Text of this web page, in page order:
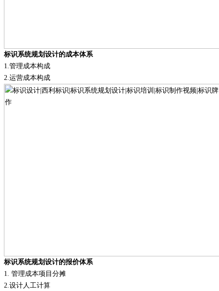
标识系统规划设计的成本体系
1. 管理成本构成
2. 运营成本构成
标识系统规划设计的报价体系
1.
管理成本项目分摊
2. 设计人工计算